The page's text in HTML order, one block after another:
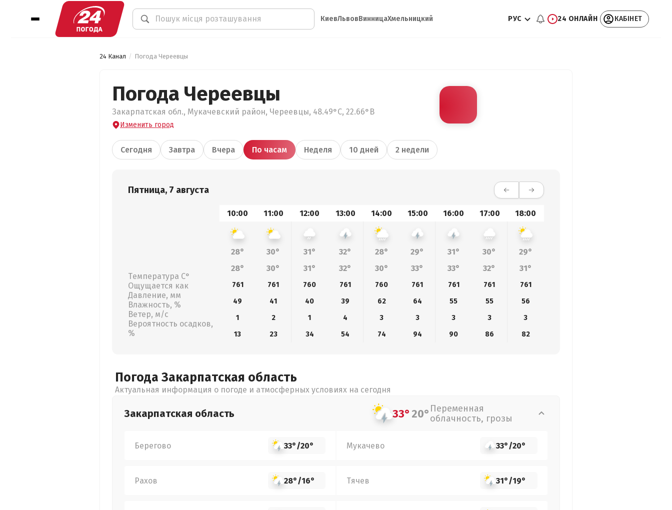
КиевЛьвовВинницаХмельницкий РУС 24 ОНЛАЙН КАБІНЕТ
24 Канал Погода Череевцы
Погода Череевцы
Закарпатская обл., Мукачевский район, Череевцы, 48.49°С, 22.66°В
Изменить город
Сегодня Завтра Вчера По часам Неделя 10 дней 2 недели
Пятница, 7 августа
Температура С°
Ощущается как
Давление, мм
Влажность, %
Ветер, м/с
Вероятность осадков,
%
10:00 11:00 12:00 13:00 14:00 15:00 16:00 17:00 18:00
28° 30° 31° 32° 28° 29° 31° 30° 29°
28°
30° 31° 32° 30° 33° 33° 32° 31°
761 761 760 761 760 761 761 761 761
49
41 40 39 62 64 55 55 56
1
2 1 4 3 3 3 3 3
13
23 34 54 74 94 90 86 82
Погода Закарпатская область
Актуальная информация о погоде и атмосферных условиях на сегодня
Закарпатская область 33°20° Переменная
облачность, грозы
Берегово 33°/20° Мукачево 33°/20°
Рахов 28°/16° Тячев 31°/19°